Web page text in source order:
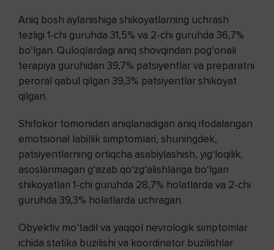
Aniq bosh aylanishiga shikoyatlarning uchrash
tezligi 1-chi guruhda 31,5% va 2-chi guruhda 36,7%
bo‘lgan. Quloqlardagi aniq shovqindan pog‘onali
terapiya guruhidan 39,7% patsiyentlar va preparatni
peroral qabul qilgan 39,3% patsiyentlar shikoyat
qilgan.
Shifokor tomonidan aniqlanadigan aniq ifodalangan
emotsional labillik simptomlari, shuningdek,
patsiyentlarning ortiqcha asabiylashish, yig‘loqilik,
asoslanmagan g‘azab qo‘zg‘alishlariga bo‘lgan
shikoyatlari 1-chi guruhda 28,7% holatlarda va 2-chi
guruhda 39,3% holatlarda uchragan.
Obyektiv mo‘tadil va yaqqol nevrologik simptomlar
ichida statika buzilishi va koordinator buzilishlar